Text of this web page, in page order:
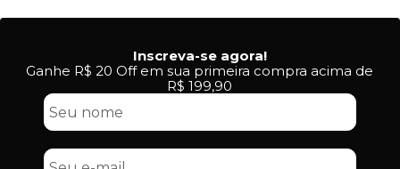
Inscreva-se agora!
Ganhe R$ 20 Off em sua primeira compra acima de
R$ 199,90